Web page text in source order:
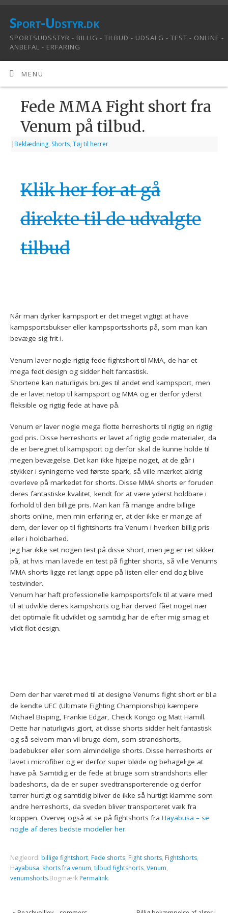
Sport-Udstyr.dk
SPORTSUDSSTYR - BILLIG - TILBUD - UDSALG - TEST - ONLINE -
ANBEFAL - ERFARING
MENU
Fede MMA Fight short fra
Venum på tilbud.
| Beklædning, Shorts,Tøj til herrer
Klik her for at gå
direkte til de udvalgte
tilbud
Når man dyrker kampsport er det meget vigtigt at have
kampsportsbukser eller kampsportsshorts på, som man kan
bevæge sig frit i.
Venum laver nogle rigtig fede fightshort til MMA, de har et
mega fedt design og sidder helt fantastisk.
Shortene kan naturligvis bruges til andet end kampsport, men
de er lavet netop til kampsport og MMA og er derfor yderst
fleksible og rigtig fede at have på.
Venum er laver nogle mega flotte herreshorts til rigtig en rigtig
god pris. Disse herreshorts er lavet af rigtig gode materialer, da
de er beregnet til kampsport og derfor skal de kunne holde til
megen bevægelse. Det kan ikke hjælpe noget, at de går i
stykker i syningerne ved første spark, så ville mærket aldrig
overleve på markedet for shorts. Disse MMA shorts er foruden
deres fantastiske kvalitet, kendt for at være yderst holdbare i
forhold til den billige pris. Man kan få mange andre billige
shorts online, men min erfaring er, at der ikke er mange af
dem, der lever op til fightshorts fra Venum i hverken billig pris
eller i holdbarhed.
Jeg har ikke set nogen test på disse short, men jeg er ret sikker
på, at hvis man lavede en test på fighter shorts, så ville Venums
MMA shorts ligge ret langt oppe på listen eller end dog blive
testvinder.
Venum har haft professionelle kampsportsfolk til at være med
til at udvikle deres kampshorts og har derved fået noget nær
det optimale fit udviklet og samtidig har de efter mig smag et
vildt flot design.
Dem der har været med til at designe Venums fight short er bl.a
de kendte UFC (Ultimate Fighting Championship) kæmpere
Michael Bisping, Frankie Edgar, Cheick Kongo og Matt Hamill.
Dette har naturligvis gjort, at disse shorts sidder helt fantastisk
og så selvom man vil bruge dem, som strandshorts,
badebukser eller som almindelige shorts. Disse herreshorts er
lavet i microfiber og er derfor super bløde og behagelige at
have på. Samtidig er de fede at bruge som strandshorts eller
badeshorts, da de er super svedtransporterende og derfor
tørrer hurtigt og samtidig bliver de ikke så hurtigt klamme som
andre herreshorts, da sveden bliver transporteret væk fra
kroppen. Overvej også at se på fightshorts fraHayabusa – se
nogle af deres bedste modeller her.
Nøgleord: billige fightshort, Fede shorts, Fight shorts, Fightshorts,
Hayabusa, shorts fra venum,tilbud fightshorts,Venum,
venumshorts.Bogmærk Permalink.